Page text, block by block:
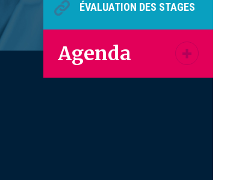
ÉVALUATION DES STAGES
Agenda